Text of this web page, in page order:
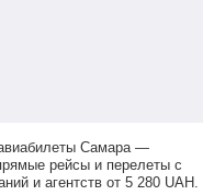
Самара —
рейсы и перелеты с
и агентств от 5 280 UAH